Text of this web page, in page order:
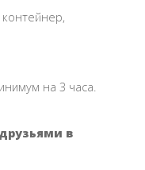
на 3 часа.
в